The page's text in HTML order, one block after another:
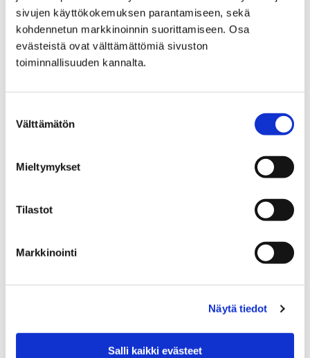
sivujen käyttökokemuksen parantamiseen, sekä
kohdennetun markkinoinnin suorittamiseen. Osa
evästeistä ovat välttämättömiä sivuston
toiminnallisuuden kannalta.
valinta
Välttämätön
Mieltymykset
Tilastot
Markkinointi
Näytä tiedot
Salli kaikki evästeet
valmistelevassa kokouksessa sosiaali- ja
perhepalveluiden lapsi- ja perhetyöhön sekä
lastensuojeluasioihin. Perusturvan tavoitteena on lapsi-